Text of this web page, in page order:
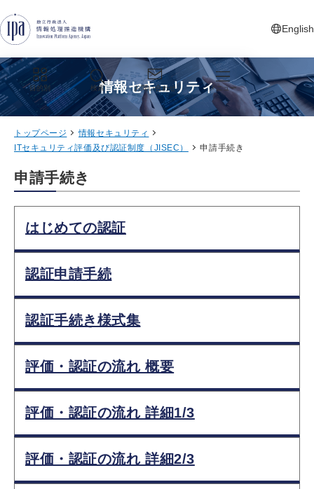
English
新しいタ
目的別 検索 お問い合わせ メニュー
情報セキュリティ
トップページ
情報セキュリティ
ITセキュリティ評価及び認証制度（JISEC）
申請手続き
申請手続き
はじめての認証
認証申請手続
認証手続き様式集
評価・認証の流れ 概要
評価・認証の流れ 詳細1/3
評価・認証の流れ 詳細2/3